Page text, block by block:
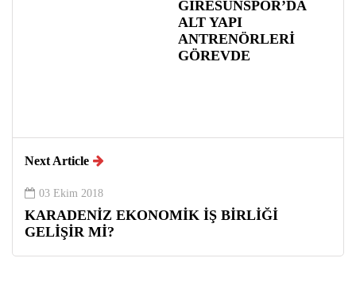
GİRESUNSPOR’DA
ALT YAPI
ANTRENÖRLERİ
GÖREVDE
Next Article
03 Ekim 2018
KARADENİZ EKONOMİK İŞ BİRLİĞİ
GELİŞİR Mİ?